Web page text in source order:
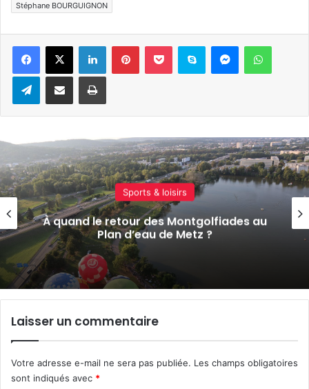
Stéphane BOURGUIGNON
LinkedinPinterestPocket Skype Messenger
TelegramPartager par e-mail Imprimer
Sports & loisirs
« On veut montrer tout ce qui vole » : la
1ère édition de Chambley Air Passion
approche
Laisser un commentaire
Votre adresse e-mail ne sera pas publiée. Les champs obligatoires
sont indiqués avec *